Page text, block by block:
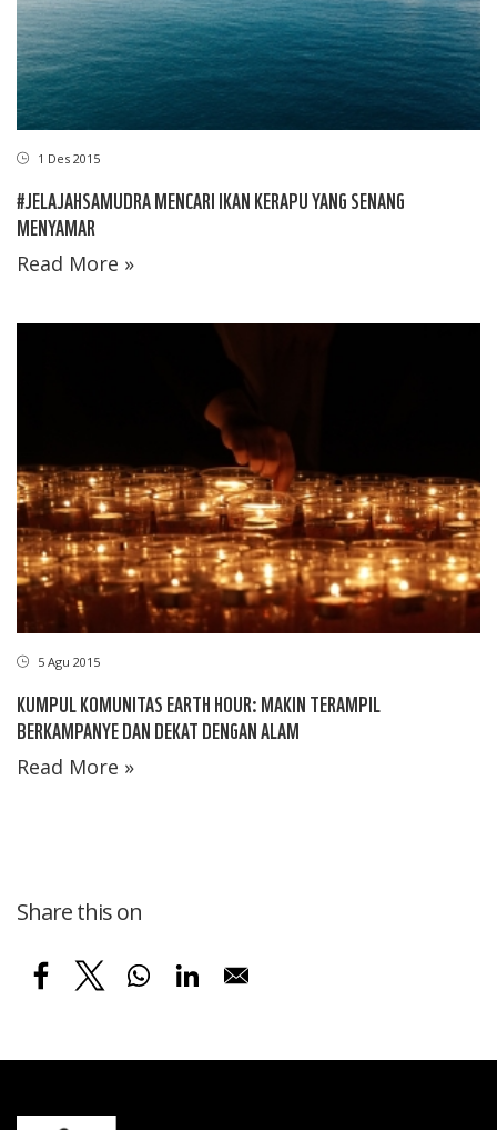
1 Des 2015
#JELAJAHSAMUDRA MENCARI IKAN KERAPU YANG SENANG
MENYAMAR
Read More »
5 Agu 2015
KUMPUL KOMUNITAS EARTH HOUR: MAKIN TERAMPIL
BERKAMPANYE DAN DEKAT DENGAN ALAM
Read More »
Share this on